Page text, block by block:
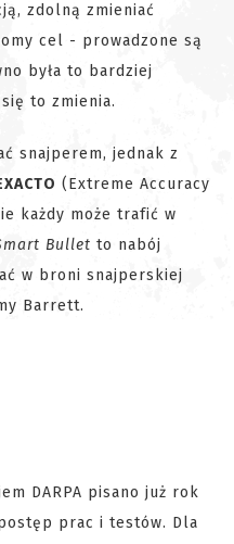
zdolną zmieniać
cel - prowadzone są
była to bardziej
to zmienia.
snajperem, jednak z
(Extreme Accuracy
każdy może trafić w
Bullet to nabój
w broni snajperskiej
Barrett.
DARPA pisano już rok
prac i testów. Dla